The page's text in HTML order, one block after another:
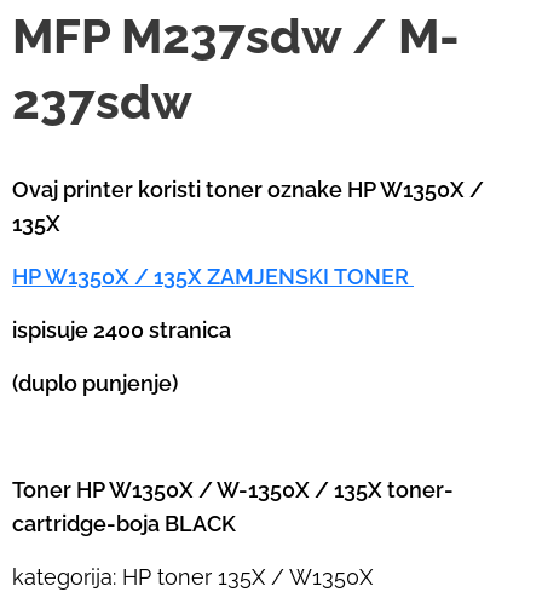
MFP M237sdw / M-
237sdw
Ovaj printer koristi toner oznake HP W1350X /
135X
HP W1350X / 135X ZAMJENSKI TONER
ispisuje 2400 stranica
(duplo punjenje)
Toner HP W1350X / W-1350X / 135X toner-
cartridge-boja BLACK
kategorija: HP toner 135X / W1350X